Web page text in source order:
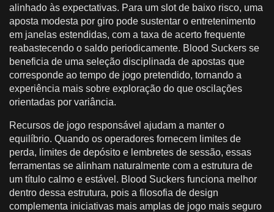
alinhado às expectativas. Para um slot de baixo risco, uma
aposta modesta por giro pode sustentar o entretenimento
em janelas estendidas, com a taxa de acerto frequente
reabastecendo o saldo periodicamente. Blood Suckers se
beneficia de uma seleção disciplinada de apostas que
corresponde ao tempo de jogo pretendido, tornando a
experiência mais sobre exploração do que oscilações
orientadas por variância.
Recursos de jogo responsável ajudam a manter o
equilíbrio. Quando os operadores fornecem limites de
perda, limites de depósito e lembretes de sessão, essas
ferramentas se alinham naturalmente com a estrutura de
um título calmo e estável. Blood Suckers funciona melhor
dentro dessa estrutura, pois a filosofia de design
complementa iniciativas mais amplas de jogo mais seguro